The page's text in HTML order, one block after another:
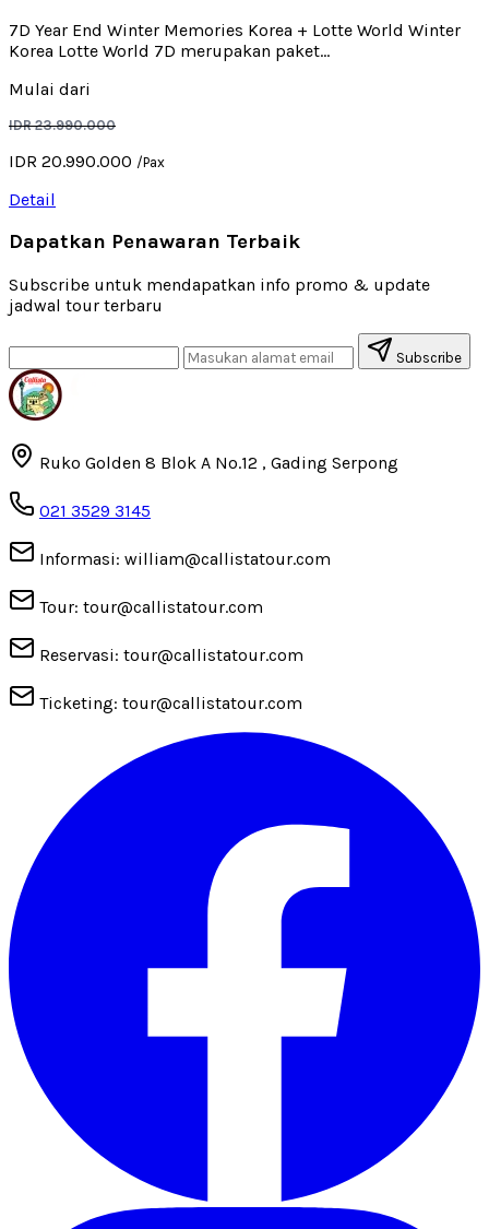
7D Year End Winter Memories Korea + Lotte World Winter
Korea Lotte World 7D merupakan paket...
Mulai dari
IDR 23.990.000
IDR 20.990.000 /Pax
Detail
Dapatkan Penawaran Terbaik
Subscribe untuk mendapatkan info promo & update
jadwal tour terbaru
Subscribe
Ruko Golden 8 Blok A No.12 , Gading Serpong
021 3529 3145
Informasi: william@callistatour.com
Tour: tour@callistatour.com
Reservasi: tour@callistatour.com
Ticketing: tour@callistatour.com